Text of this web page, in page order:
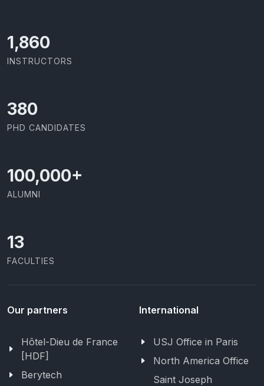
2,029
INSTRUCTORS
414
PHD CANDIDATES
100,000+
ALUMNI
13
FACULTIES
Our partners
Hôtel-Dieu de France
[HDF]
Berytech
International
USJ Office in Paris
North America Office
Saint Joseph